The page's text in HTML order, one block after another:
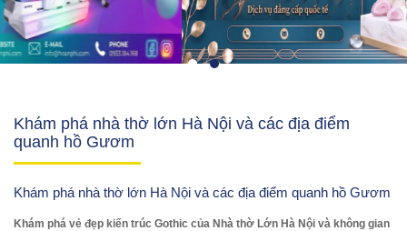
Khám phá nhà thờ lớn Hà Nội và các địa điểm
quanh hồ Gươm
Khám phá nhà thờ lớn Hà Nội và các địa điểm quanh hồ Gươm
Khám phá vẻ đẹp kiến trúc Gothic của Nhà thờ Lớn Hà Nội và không gian